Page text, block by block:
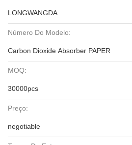
LONGWANGDA
Número Do Modelo:
Carbon Dioxide Absorber PAPER
MOQ:
30000pcs
Preço:
negotiable